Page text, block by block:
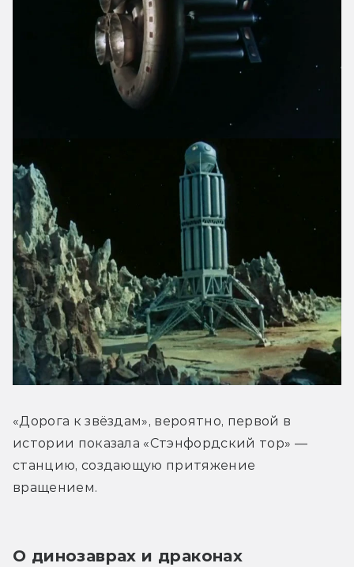
«Дорога к звёздам», вероятно, первой в
истории показала «Стэнфордский тор» —
станцию, создающую притяжение
вращением.
О динозаврах и драконах